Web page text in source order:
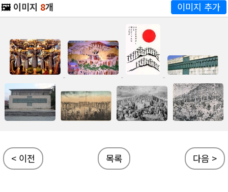
🖼️ 이미지 8개 이미지 추가
< 이전 목록 다음 >